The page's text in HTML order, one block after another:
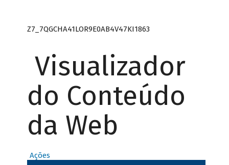
Z7_7QGCHA41LOR9E0AB4V47KI1863
Visualizador
do Conteúdo
da Web
Ações